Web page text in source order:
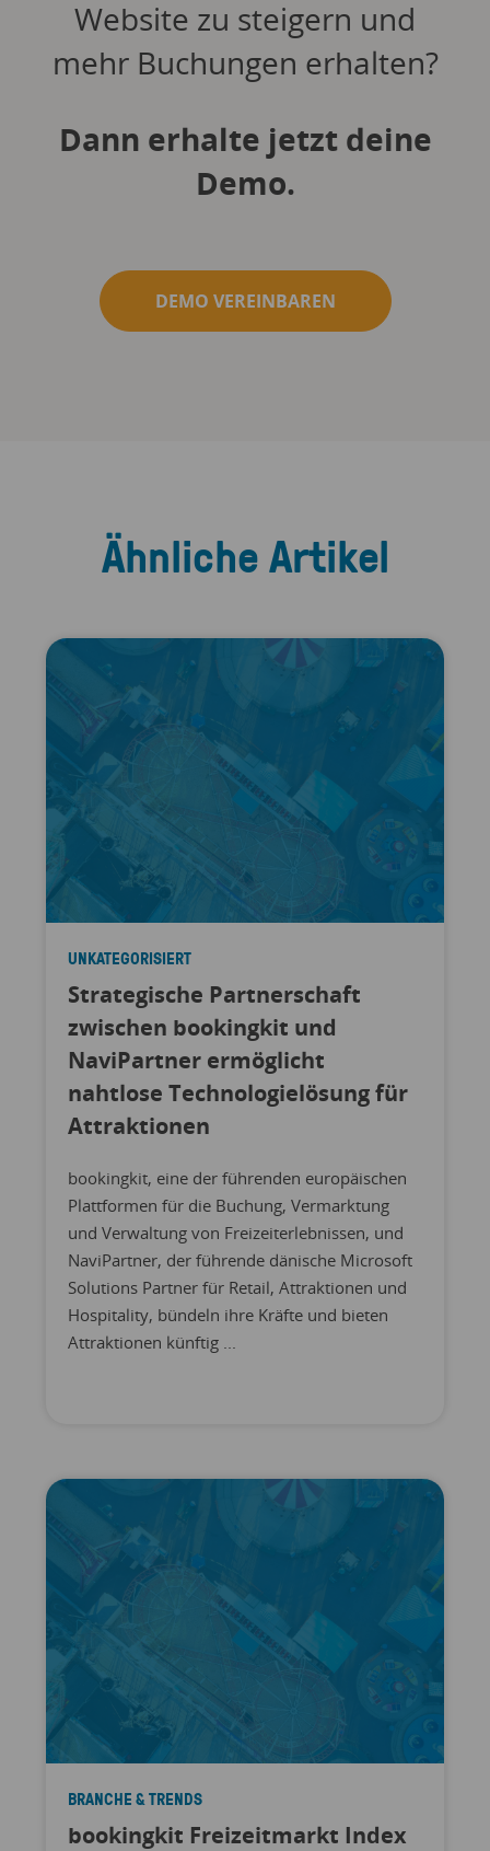
Website zu steigern und
mehr Buchungen erhalten?
Dann erhalte jetzt deine
Demo.
DEMO VEREINBAREN
Ähnliche Artikel
UNKATEGORISIERT
Strategische Partnerschaft
zwischen bookingkit und
NaviPartner ermöglicht
nahtlose Technologielösung für
Attraktionen
bookingkit, eine der führenden europäischen
Plattformen für die Buchung, Vermarktung
und Verwaltung von Freizeiterlebnissen, und
NaviPartner, der führende dänische Microsoft
Solutions Partner für Retail, Attraktionen und
Hospitality, bündeln ihre Kräfte und bieten
Attraktionen künftig ...
BRANCHE & TRENDS
bookingkit Freizeitmarkt Index